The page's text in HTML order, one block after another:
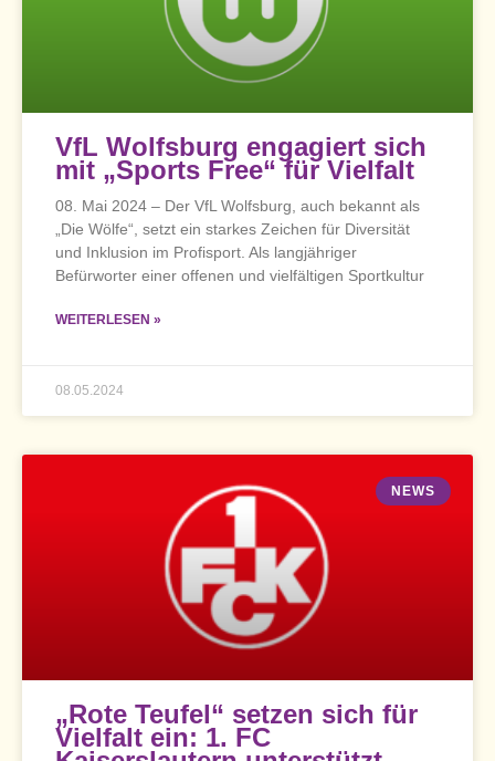
VfL Wolfsburg engagiert sich
mit „Sports Free“ für Vielfalt
08. Mai 2024 – Der VfL Wolfsburg, auch bekannt als
„Die Wölfe“, setzt ein starkes Zeichen für Diversität
und Inklusion im Profisport. Als langjähriger
Befürworter einer offenen und vielfältigen Sportkultur
WEITERLESEN »
08.05.2024
NEWS
„Rote Teufel“ setzen sich für
Vielfalt ein: 1. FC